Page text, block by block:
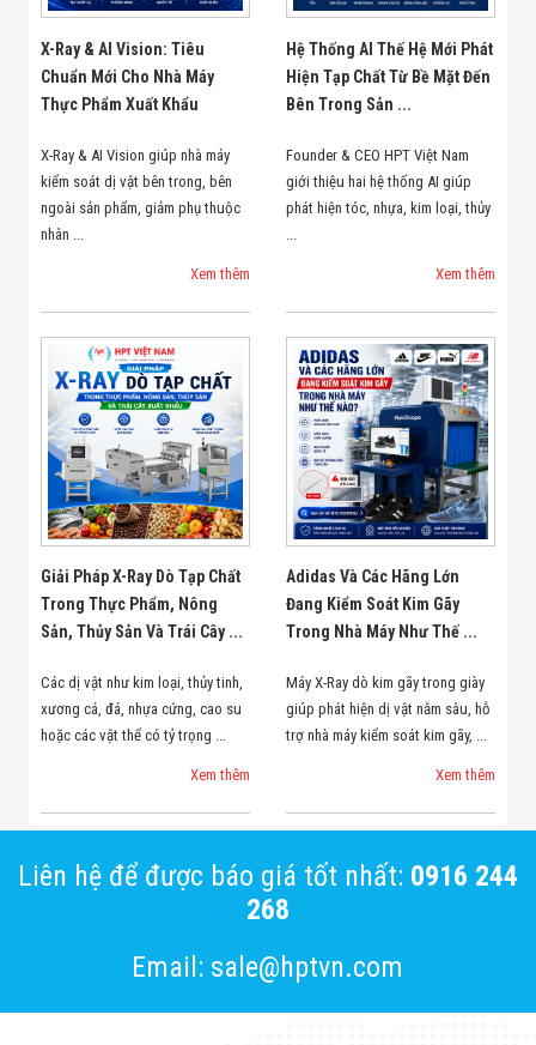
X-Ray & AI Vision: Tiêu
Chuẩn Mới Cho Nhà Máy
Thực Phẩm Xuất Khẩu
X-Ray & AI Vision giúp nhà máy
kiểm soát dị vật bên trong, bên
ngoài sản phẩm, giảm phụ thuộc
nhân ...
Xem thêm
Hệ Thống AI Thế Hệ Mới Phát
Hiện Tạp Chất Từ Bề Mặt Đến
Bên Trong Sản ...
Founder & CEO HPT Việt Nam
giới thiệu hai hệ thống AI giúp
phát hiện tóc, nhựa, kim loại, thủy
Xem thêm
Giải Pháp X-Ray Dò Tạp Chất
Trong Thực Phẩm, Nông
Sản, Thủy Sản Và Trái Cây ...
Các dị vật như kim loại, thủy tinh,
xương cá, đá, nhựa cứng, cao su
hoặc các vật thể có tỷ trọng ...
Xem thêm
Adidas Và Các Hãng Lớn
Đang Kiểm Soát Kim Gãy
Trong Nhà Máy Như Thế ...
Máy X-Ray dò kim gãy trong giày
giúp phát hiện dị vật nằm sâu, hỗ
trợ nhà máy kiểm soát kim gãy, ...
Xem thêm
Liên hệ để được báo giá tốt nhất: 0916 244
268
Email: sale@hptvn.com